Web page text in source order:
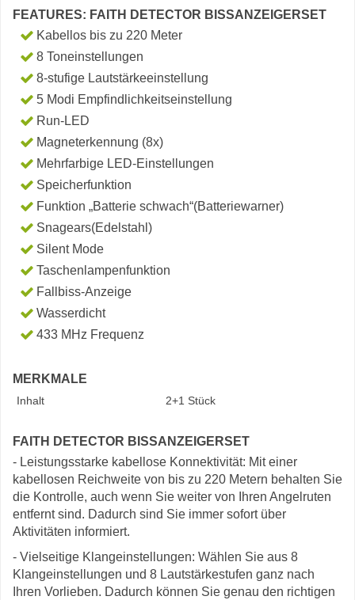
FEATURES: FAITH DETECTOR BISSANZEIGERSET
Kabellos bis zu 220 Meter
8 Toneinstellungen
8-stufige Lautstärkeeinstellung
5 Modi Empfindlichkeitseinstellung
Run-LED
Magneterkennung (8x)
Mehrfarbige LED-Einstellungen
Speicherfunktion
Funktion „Batterie schwach“(Batteriewarner)
Snagears(Edelstahl)
Silent Mode
Taschenlampenfunktion
Fallbiss-Anzeige
Wasserdicht
433 MHz Frequenz
MERKMALE
Inhalt 2+1 Stück
FAITH DETECTOR BISSANZEIGERSET
- Leistungsstarke kabellose Konnektivität: Mit einer
kabellosen Reichweite von bis zu 220 Metern behalten Sie
die Kontrolle, auch wenn Sie weiter von Ihren Angelruten
entfernt sind. Dadurch sind Sie immer sofort über
Aktivitäten informiert.
- Vielseitige Klangeinstellungen: Wählen Sie aus 8
Klangeinstellungen und 8 Lautstärkestufen ganz nach
Ihren Vorlieben. Dadurch können Sie genau den richtigen